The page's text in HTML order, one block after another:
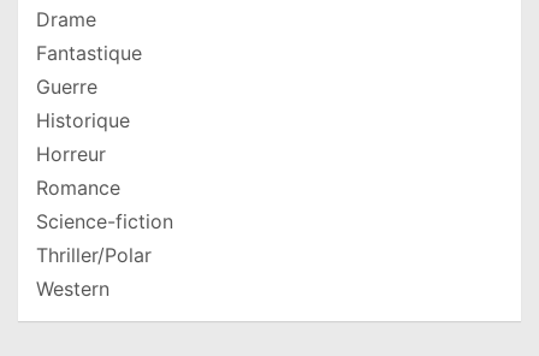
Drame
Fantastique
Guerre
Historique
Horreur
Romance
Science-fiction
Thriller/Polar
Western